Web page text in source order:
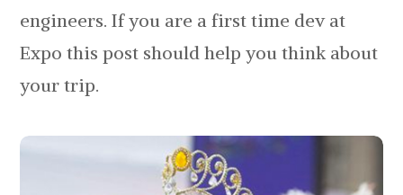
engineers. If you are a first time dev at
Expo this post should help you think about
your trip.